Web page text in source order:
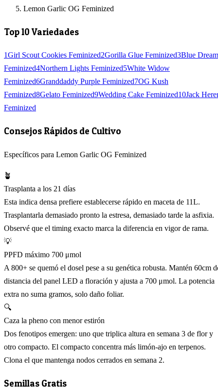
Lemon Garlic OG Feminized
Top 10 Variedades
1Girl Scout Cookies Feminized2Gorilla Glue Feminized3Blue Dream
Feminized4Northern Lights Feminized5White Widow
Feminized6Granddaddy Purple Feminized7OG Kush
Feminized8Gelato Feminized9Wedding Cake Feminized10Jack
Feminized
Consejos Rápidos de Cultivo
Específicos para Lemon Garlic OG Feminized
🪴
Trasplanta a los 21 días
Esta indica densa prefiere establecerse rápido en maceta de 11L.
Trasplantarla demasiado pronto la estresa, demasiado tarde la asfixia.
Observé que el timing exacto marca la diferencia en vigor de rama.
💡
PPFD máximo 700 μmol
A 800+ se quemó el dosel pese a su genética robusta. Mantén 60cm
distancia del panel LED a floración y ajusta a 700 μmol. La potencia
extra no suma gramos, solo daño foliar.
🔍
Caza la pheno con menor estirón
Dos fenotipos emergen: uno que triplica altura en semana 3 de flor y
otro compacto. El compacto concentra más limón-ajo en terpenos.
Clona el que mantenga nodos cerrados en semana 2.
Semillas Gratis